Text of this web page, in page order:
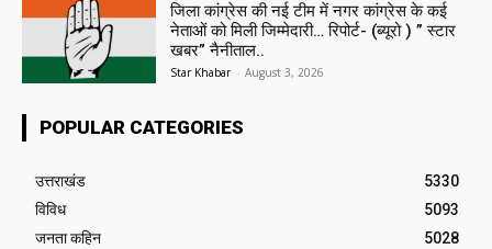
जिला कांग्रेस की नई टीम में नगर कांग्रेस के कई
नेताओं को मिली जिम्मेदारी… रिपोर्ट- (ब्यूरो ) ” स्टार
खबर” नैनीताल..
Star Khabar - August 3, 2026
POPULAR CATEGORIES
उत्तराखंड
5330
विविध
5093
जनता कहिन
5028